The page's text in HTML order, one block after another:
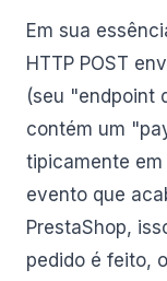
Em sua
HTTP POST
(seu "endpoint
contém um
tipicamente
evento que
PrestaShop,
pedido é feito,